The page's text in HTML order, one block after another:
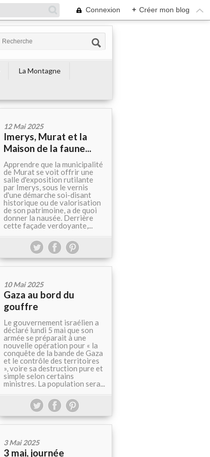
Connexion + Créer mon blog
La Montagne
12 Mai 2025
Imerys, Murat et la
Maison de la faune...
Apprendre que la municipalité
de Murat se voit offrir une
salle d'exposition rutilante
par Imerys, sous le vernis
d'une démarche soi-disant
historique ou de valorisation
de son patrimoine, a de quoi
donner la nausée. Derrière
cette façade verdoyante,...
10 Mai 2025
Gaza au bord du
gouffre
Le gouvernement israélien a
déclaré lundi 5 mai que son
armée se préparait à une
nouvelle opération pour « la
conquête de la bande de Gaza
et le contrôle des territoires
», voire sa destruction pure et
simple selon certains
ministres. La population sera...
3 Mai 2025
3 mai, journée